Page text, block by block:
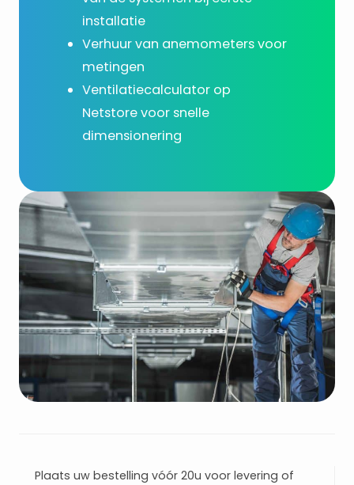
installatie
Verhuur van anemometers voor
metingen
Ventilatiecalculator op
Netstore voor snelle
dimensionering
Plaats uw bestelling vóór 20u voor levering of